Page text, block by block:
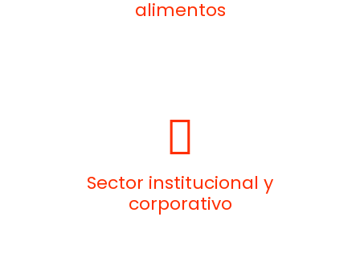
alimentos
Sector institucional y
corporativo